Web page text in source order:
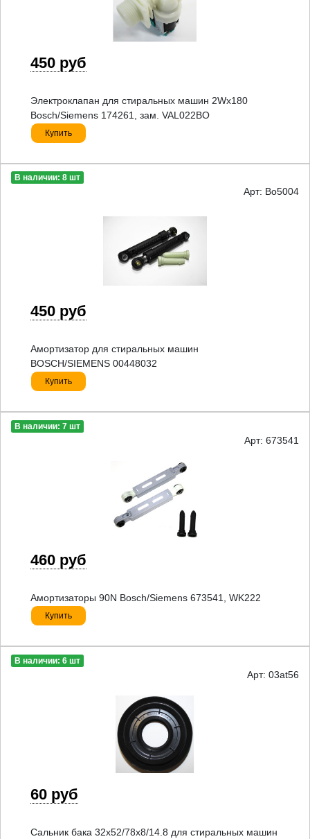
450 руб
Электроклапан для стиральных машин 2Wx180
Bosch/Siemens 174261, зам. VAL022BO
Купить
В наличии: 8 шт
Арт: Bo5004
450 руб
Амортизатор для стиральных машин
BOSCH/SIEMENS 00448032
Купить
В наличии: 7 шт
Арт: 673541
460 руб
Амортизаторы 90N Bosch/Siemens 673541, WK222
Купить
В наличии: 6 шт
Арт: 03at56
60 руб
Сальник бака 32x52/78x8/14.8 для стиральных машин